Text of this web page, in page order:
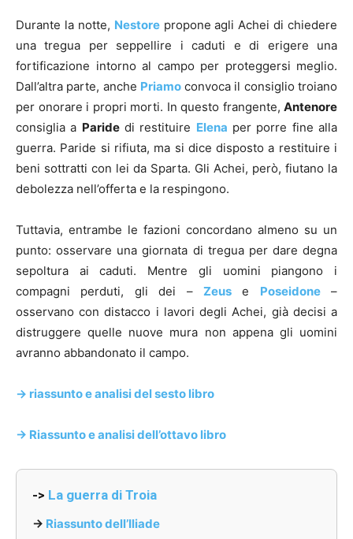
Durante la notte, Nestorepropone agli Achei di chiedere
una tregua per seppellire i caduti e di erigere una
fortificazione intorno al campo per proteggersi meglio.
Dall’altra parte, anche Priamoconvoca il consiglio troiano
per onorare i propri morti. In questo frangente, Antenore
consiglia a Paridedi restituire Elena per porre fine alla
guerra. Paride si rifiuta, ma si dice disposto a restituire i
beni sottratti con lei da Sparta. Gli Achei, però, fiutano la
debolezza nell’offerta e la respingono.
Tuttavia, entrambe le fazioni concordano almeno su un
punto: osservare una giornata di tregua per dare degna
sepoltura ai caduti. Mentre gli uomini piangono i
compagni perduti, gli dei – Zeuse Poseidone–
osservano con distacco i lavori degli Achei, già decisi a
distruggere quelle nuove mura non appena gli uomini
avranno abbandonato il campo.
-> riassunto e analisi del sesto libro
-> Riassunto e analisi dell’ottavo libro
-> La guerra di Troia
-> Riassunto dell’Iliade